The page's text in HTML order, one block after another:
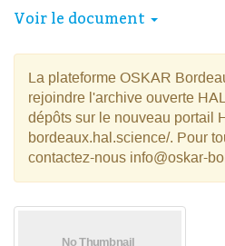
Voir le document
La plateforme OSKAR
rejoindre l'archive ouverte
dépôts sur le nouveau portail
bordeaux.hal.science/. Pour
contactez-nous info@oskar-